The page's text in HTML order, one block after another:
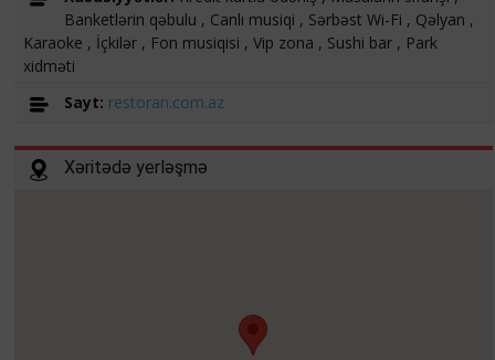
Banketlərin qəbulu , Canlı musiqi , Sərbəst Wi-Fi , Qəlyan ,
Karaoke , İçkilər , Fon musiqisi , Vip zona , Sushi bar , Park
xidməti
Sayt: restoran.com.az
Xəritədə yerləşmə